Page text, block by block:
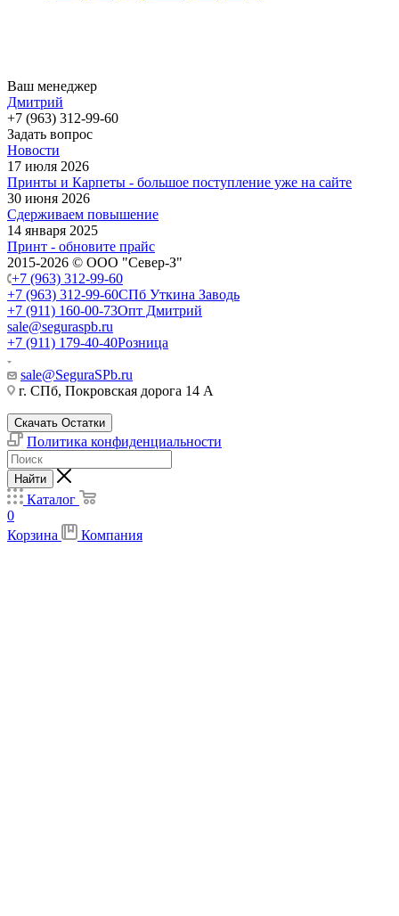
Ваш менеджер
Дмитрий
+7 (963) 312-99-60
Задать вопрос
Новости
17 июля 2026
Принты и Карпеты - большое поступление уже на сайте
30 июня 2026
Сдерживаем повышение
14 января 2025
Принт - обновите прайс
2015-2026 © ООО "Север-З"
+7 (963) 312-99-60
+7 (963) 312-99-60СПб Уткина Заводь
+7 (911) 160-00-73Опт Дмитрий
sale@seguraspb.ru
+7 (911) 179-40-40Розница
sale@SeguraSPb.ru
г. СПб, Покровская дорога 14 А
Скачать Остатки
Политика конфиденциальности
Найти
Каталог
0
Корзина
Компания